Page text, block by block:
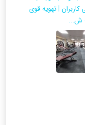
| تهویه قوی
ش...